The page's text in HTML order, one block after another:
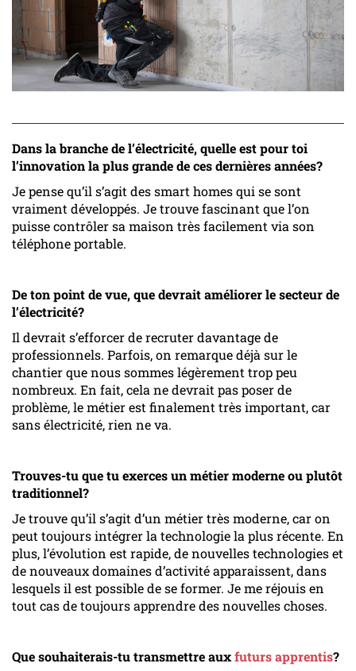
Dans la branche de l’électricité, quelle est pour toi
l’innovation la plus grande de ces dernières années?
Je pense qu’il s’agit des smart homes qui se sont
vraiment développés. Je trouve fascinant que l’on
puisse contrôler sa maison très facilement via son
téléphone portable.
De ton point de vue, que devrait améliorer le secteur de
l’électricité?
Il devrait s’efforcer de recruter davantage de
professionnels. Parfois, on remarque déjà sur le
chantier que nous sommes légèrement trop peu
nombreux. En fait, cela ne devrait pas poser de
problème, le métier est finalement très important, car
sans électricité, rien ne va.
Trouves-tu que tu exerces un métier moderne ou plutôt
traditionnel?
Je trouve qu’il s’agit d’un métier très moderne, car on
peut toujours intégrer la technologie la plus récente. En
plus, l’évolution est rapide, de nouvelles technologies et
de nouveaux domaines d’activité apparaissent, dans
lesquels il est possible de se former. Je me réjouis en
tout cas de toujours apprendre des nouvelles choses.
Que souhaiterais-tu transmettre auxfuturs apprentis?